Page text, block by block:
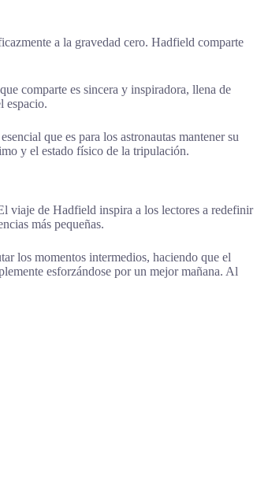
a la gravedad cero. Hadfield comparte
comparte es sincera y inspiradora, llena de
espacio.
que es para los astronautas mantener su
y el estado físico de la tripulación.
viaje de Hadfield inspira a los lectores a redefinir
más pequeñas.
los momentos intermedios, haciendo que el
esforzándose por un mejor mañana. Al